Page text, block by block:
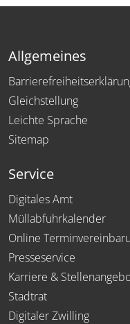
Allgemeines
Gleichstellung
Leichte Sprache
Sitemap
Service
Digitales Amt
Müllabfuhrkalender
Online
Presseservice
Karriere &
Stadtrat
Digitaler Zwilling